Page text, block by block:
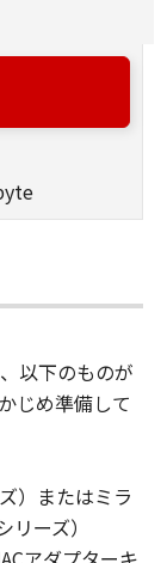
定され
ア」を、
言語に書
は一部を
ンパイル
な行為を
ア」に含
正、除去
を除き、
に関する
以下のものが
じめ準備して
）またはミラ
ーズ）